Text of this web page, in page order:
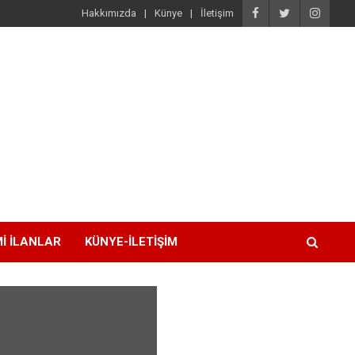
Hakkımızda Künye İletişim
İLANLAR KÜNYE-İLETIŞIM